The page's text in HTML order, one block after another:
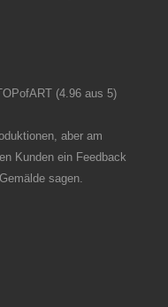
(4.96 aus 5)
aber am
Kunden ein Feedback
sagen.